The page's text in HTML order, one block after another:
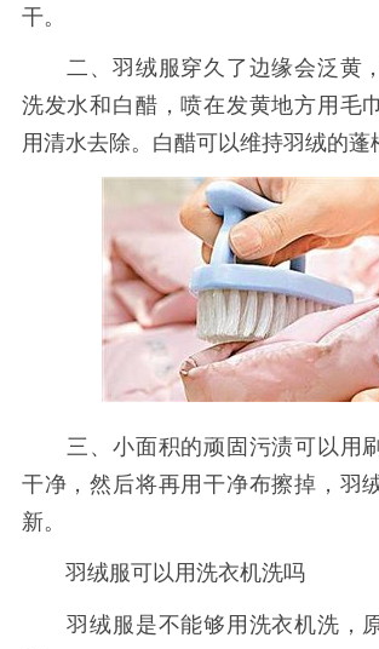
干。
二、羽绒服穿久了边缘会泛黄
洗发水和白醋，喷在发黄地方用毛
用清水去除。白醋可以维持羽绒的蓬
三、小面积的顽固污渍可以用刷
干净，然后将再用干净布擦掉，羽
新。
羽绒服可以用洗衣机洗吗
羽绒服是不能够用洗衣机洗，